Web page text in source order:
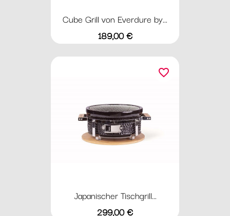
Cube Grill von Everdure by...
Preis
189,00 €
Japanischer Tischgrill...
Preis
299,00 €
favorite_border